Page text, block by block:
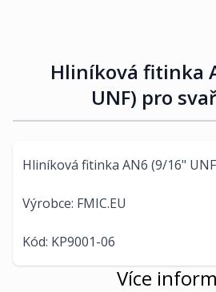
Hliníková fitinka
UNF) pro
Hliníková fitinka AN6 (9/16"
Výrobce: FMIC.EU
Kód: KP9001-06
Více